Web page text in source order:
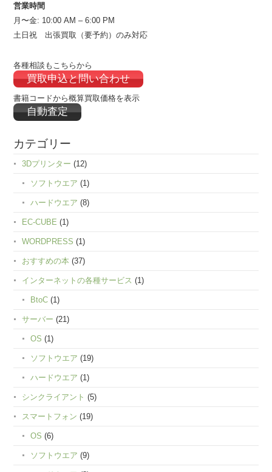
営業時間
月〜金: 10:00 AM – 6:00 PM
土日祝 出張買取（要予約）のみ対応
各種相談もこちらから
買取申込と問い合わせ
書籍コードから概算買取価格を表示
自動査定
カテゴリー
3Dプリンター (12)
ソフトウエア (1)
ハードウエア (8)
EC-CUBE (1)
WORDPRESS (1)
おすすめの本 (37)
インターネットの各種サービス (1)
BtoC (1)
サーバー (21)
OS (1)
ソフトウエア (19)
ハードウエア (1)
シンクライアント (5)
スマートフォン (19)
OS (6)
ソフトウエア (9)